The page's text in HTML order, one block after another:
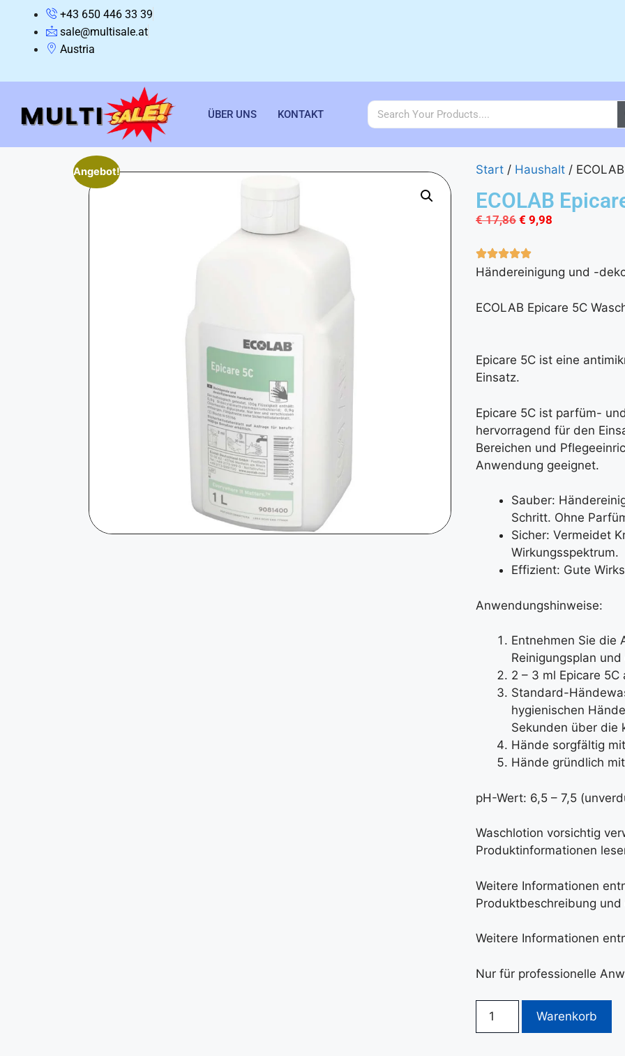
+43 650 446 33 39
sale@multisale.at
Austria
ÜBER UNS KONTAKT
Angebot! Start / Haushalt /
ECOLAB
€17,86 € 9,98
Händereinigung und -
ECOLAB Epicare 5C
Epicare 5C ist eine
Einsatz.
Epicare 5C ist parfüm-
hervorragend für den
Bereichen und
Anwendung geeignet.
Sauber:
Schritt. Ohne
Sicher: Vermeidet
Wirkungsspektrum.
Effizient: Gute
Anwendungshinweise:
Entnehmen Sie die
Reinigungsplan
2 – 3 ml Epicare
Standard-
hygienischen
Sekunden über die
Hände sorgfältig
Hände gründlich
pH-Wert: 6,5 – 7,5
Waschlotion vorsichtig
Produktinformationen
Weitere Informationen
Produktbeschreibung
Weitere Informationen
Nur für professionelle
Warenkorb